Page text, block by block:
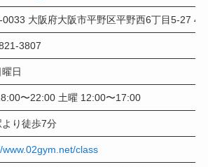
0033 大阪府大阪市平野区平野西6丁目5-27 4F
3807
日
〜22:00 土曜 12:00〜17:00
り徒歩7分
www.02gym.net/class